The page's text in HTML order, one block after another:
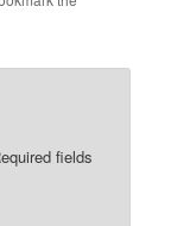
fields